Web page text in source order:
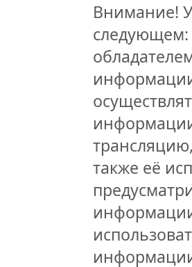
Внимание!
следующем:
также её